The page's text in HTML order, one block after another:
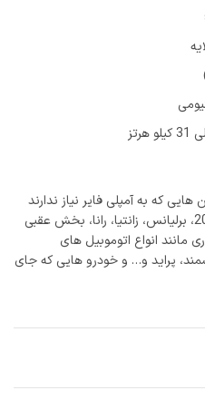
هایی که به آمپلی فایر نیاز ندارند
استفاده نمود. این محصول بر روی 206، برلیانس، زانتیا، رانا، بخش عقبی
مانند انواع اتوموبیل های
پراید و… و خودرو هایی که جای